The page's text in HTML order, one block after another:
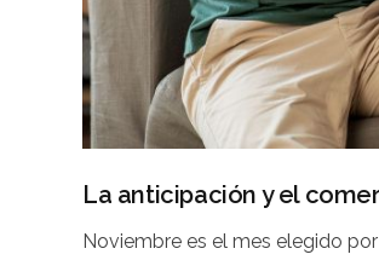
La anticipación y el
Noviembre es el mes elegido